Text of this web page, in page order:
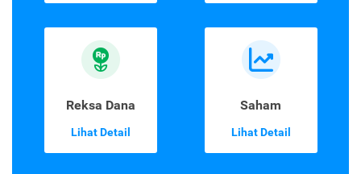
Reksa Dana
Lihat Detail
Saham
Lihat Detail